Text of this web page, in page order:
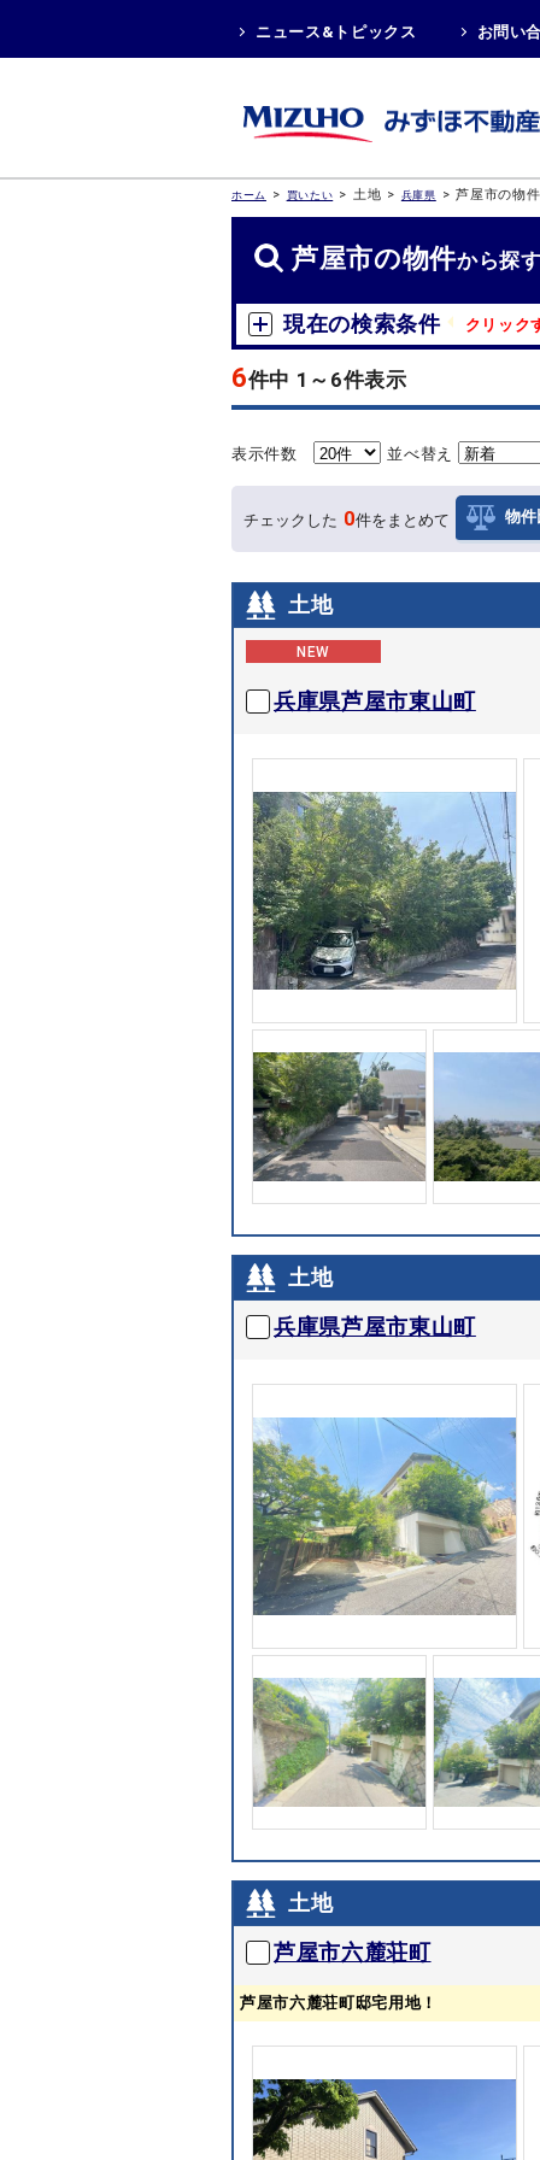
ニュース&トピックス お問い
ホーム > 買いたい > 土地 > 兵庫県 > 芦屋市の物
芦屋市の物件から探
現在の検索条件 クリック
6件中 1～6件表示
表示件数 並べ替え
チェックした 0件をまとめて 物件
土地
NEW
兵庫県芦屋市東山町
土地
兵庫県芦屋市東山町
土地
芦屋市六麓荘町
芦屋市六麓荘町邸宅用地！